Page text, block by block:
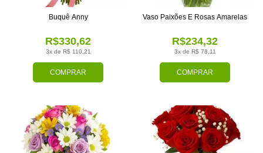
COMPRAR
3x de R$ 110,21
R$330,62
Buquê Anny
COMPRAR
3x de R$ 78,11
R$234,32
Vaso Paixões E Rosas Amarelas